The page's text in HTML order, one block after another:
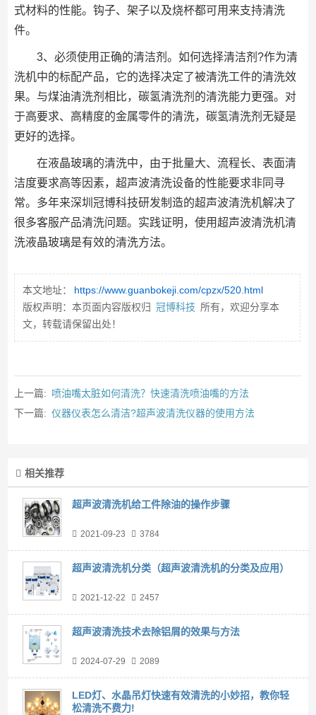
式材料的性能。钩子、架子以及烧杯都可用来支持清洗
件。
3、必须使用正确的清洁剂。如何选择清洁剂?作为清
洗机中的标配产品，它的选择决定了被清洗工件的清洗效
果。与煤油清洗剂相比，碳氢清洗剂的清洗能力更强。对
于高要求、高精度的金属零件的清洗，碳氢清洗剂无疑是
更好的选择。
在液晶玻璃的清洗中，由于批量大、流程长、表面清
洁度要求高等因素，超声波清洗设备的性能要求非同寻
常。多年来深圳冠博科技研发制造的超声波清洗机解决了
很多客服产品清洗问题。实践证明，使用超声波清洗机清
洗液晶玻璃是有效的清洗方法。
本文地址：
https://www.guanbokeji.com/cpzx/520.html
版权声明：本页面内容版权归 冠博科技 所有，欢迎分享本
文，转载请保留出处！
上一篇: 喷油嘴太脏如何清洗？快速清洗喷油嘴的方法
下一篇: 仪器仪表怎么清洁?超声波清洗仪器的使用方法
相关推荐
超声波清洗机给工件除油的操作步骤
2021-09-23 3784
超声波清洗机分类（超声波清洗机的分类及应用）
2021-12-22 2457
超声波清洗技术去除铝屑的效果与方法
2024-07-29 2089
LED灯、水晶吊灯快速有效清洗的小妙招，教你轻
松清洗不费力!